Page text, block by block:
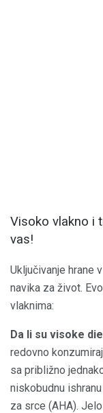
Visoko vlakno i
vas!
Uključivanje hrane
navika za život.
vlaknima:
Da li su visoke
redovno
sa približno
niskobudnu
za srce (AHA).